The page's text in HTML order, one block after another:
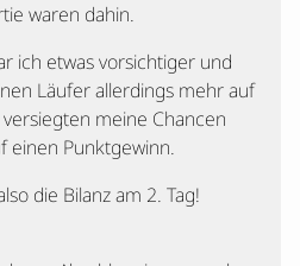
waren dahin.
ich etwas vorsichtiger und
Läufer allerdings mehr auf
meine Chancen
einen Punktgewinn.
die Bilanz am 2. Tag!